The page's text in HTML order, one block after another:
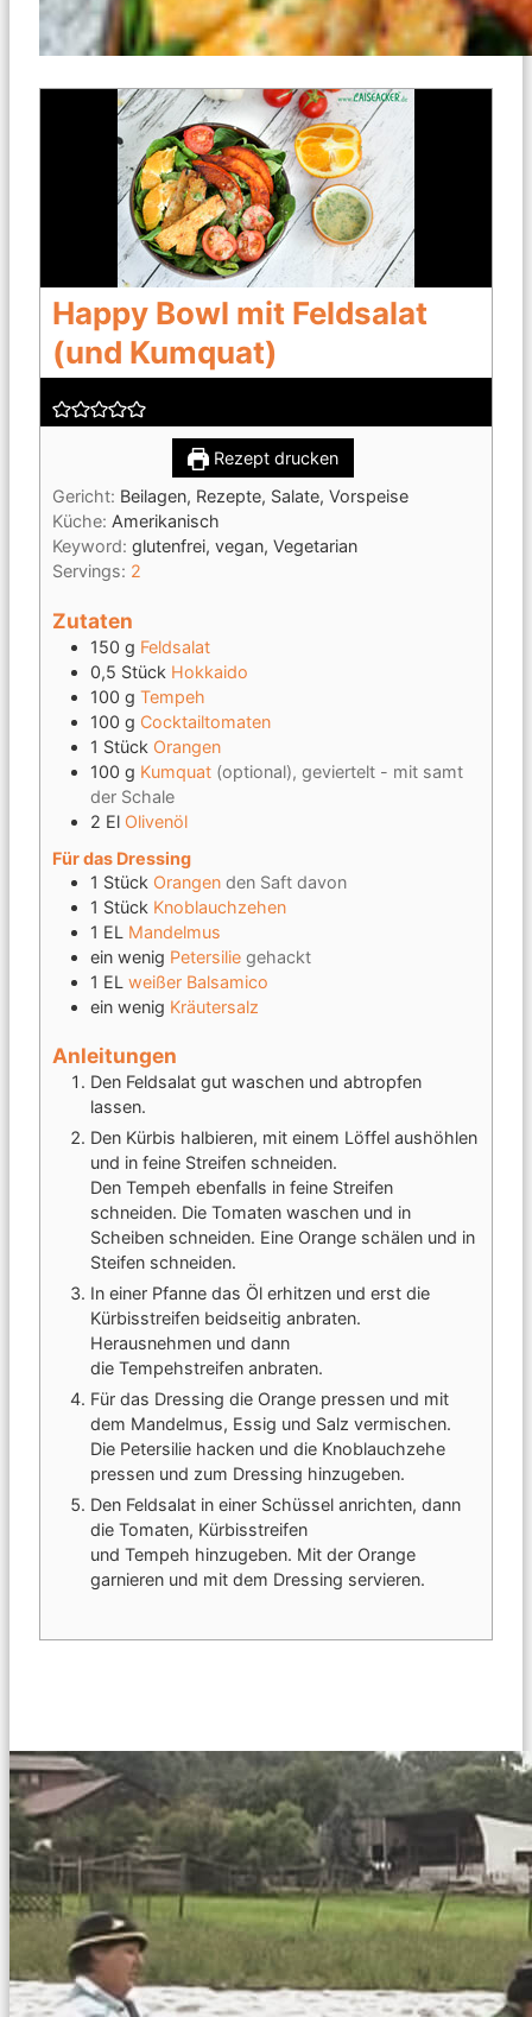
Happy Bowl mit Feldsalat
(und Kumquat)
Rezept drucken
Gericht: Beilagen, Rezepte, Salate, Vorspeise
Küche: Amerikanisch
Keyword: glutenfrei, vegan, Vegetarian
Servings: 2
Zutaten
150 g Feldsalat
0,5 Stück Hokkaido
100 g Tempeh
100 g Cocktailtomaten
1 Stück Orangen
100 g Kumquat (optional), geviertelt - mit samt
der Schale
2 El Olivenöl
Für das Dressing
1 Stück Orangen den Saft davon
1 Stück Knoblauchzehen
1 EL Mandelmus
ein wenig Petersilie gehackt
1 EL weißer Balsamico
ein wenig Kräutersalz
Anleitungen
Den Feldsalat gut waschen und abtropfen
lassen.
Den Kürbis halbieren, mit einem Löffel aushöhlen
und in feine Streifen schneiden.
Den Tempeh ebenfalls in feine Streifen
schneiden. Die Tomaten waschen und in
Scheiben schneiden. Eine Orange schälen und in
Steifen schneiden.
In einer Pfanne das Öl erhitzen und erst die
Kürbisstreifen beidseitig anbraten.
Herausnehmen und dann
die Tempehstreifen anbraten.
Für das Dressing die Orange pressen und mit
dem Mandelmus, Essig und Salz vermischen.
Die Petersilie hacken und die Knoblauchzehe
pressen und zum Dressing hinzugeben.
Den Feldsalat in einer Schüssel anrichten, dann
die Tomaten, Kürbisstreifen
und Tempeh hinzugeben. Mit der Orange
garnieren und mit dem Dressing servieren.